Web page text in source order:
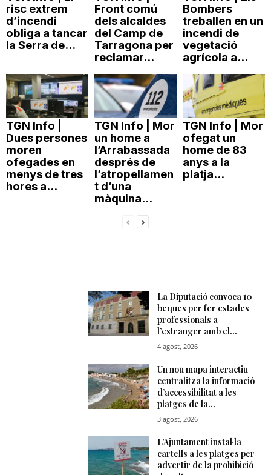
risc extrem
d’incendi
obliga a tancar
la Serra de...
Front comú
dels alcaldes
del Camp de
Tarragona per
reclamar...
Bombers
treballen en un
incendi de
vegetació
agrícola a...
TGN Info |
Dues persones
moren
ofegades en
menys de tres
hores a...
TGN Info | Mor
un home a
l’Arrabassada
després de
l’atropellamen
t d’una
màquina...
TGN Info | Mor
ofegat un
home de 83
anys a la
platja...